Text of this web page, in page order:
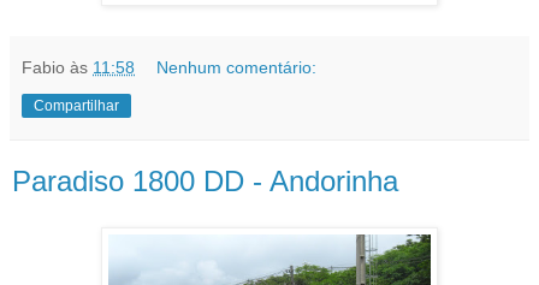
Fabio às 11:58 Nenhum comentário:
Compartilhar
Paradiso 1800 DD - Andorinha